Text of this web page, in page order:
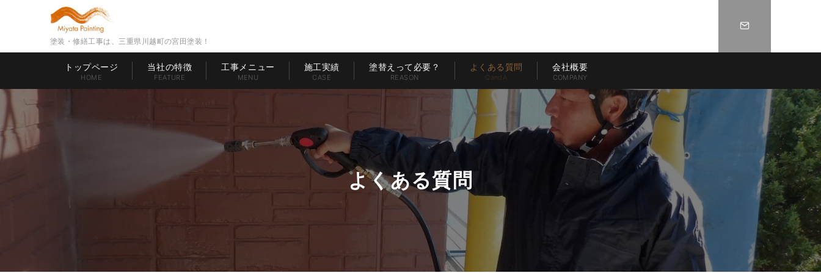
塗装・修繕工事は、三重県川越町の宮田塗装！
トップページ
HOME
当社の特徴
FEATURE
工事メニュー
MENU
施工実績
CASE
塗替えって必要？
REASON
よくある質問
QandA
会社概要
COMPANY
よくある質問